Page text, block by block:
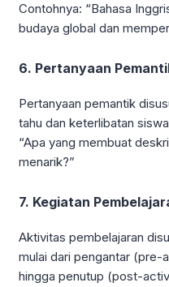
Contohnya: “Bahasa
budaya global dan
6. Pertanyaan
Pertanyaan pemantik
tahu dan keterlibatan
“Apa yang membuat
menarik?”
7. Kegiatan
Aktivitas pembelajaran
mulai dari pengantar
hingga penutup (post-